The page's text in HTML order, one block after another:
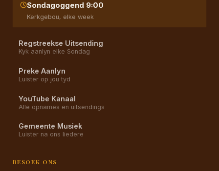
Sondagoggend 9:00
Kerkgebou, elke week
Regstreekse Uitsending
Kyk aanlyn elke Sondag
Preke Aanlyn
Luister op jou tyd
YouTube Kanaal
Alle opnames en uitsendings
Gemeente Musiek
Luister na ons liedere
BESOEK ONS